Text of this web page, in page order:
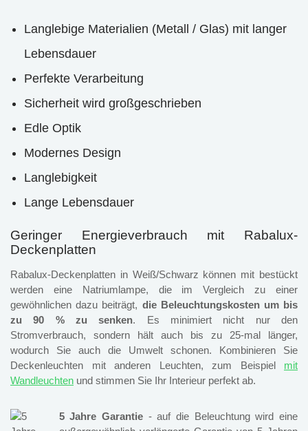
Langlebige Materialien (Metall / Glas) mit langer
Lebensdauer
Perfekte Verarbeitung
Sicherheit wird großgeschrieben
Edle Optik
Modernes Design
Langlebigkeit
Lange Lebensdauer
Geringer Energieverbrauch mit Rabalux-
Deckenplatten
Rabalux-Deckenplatten in Weiß/Schwarz können mit bestückt
werden eine Natriumlampe, die im Vergleich zu einer
gewöhnlichen dazu beiträgt, die Beleuchtungskosten um bis
zu 90 % zu senken. Es minimiert nicht nur den
Stromverbrauch, sondern hält auch bis zu 25-mal länger,
wodurch Sie auch die Umwelt schonen. Kombinieren Sie
Deckenleuchten mit anderen Leuchten, zum Beispiel mit
Wandleuchten und stimmen Sie Ihr Interieur perfekt ab.
5 Jahre Garantie - auf die Beleuchtung wird eine